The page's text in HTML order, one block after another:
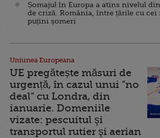
Șomajul în Europa a atins nivelul
de criză. România, între țările cu cei
puțini șomeri
Uniunea Europeana
UE pregătește măsuri de
urgență, în cazul unui ”no
deal” cu Londra, din
ianuarie. Domeniile
vizate: pescuitul şi
transportul rutier şi aerian